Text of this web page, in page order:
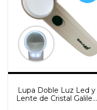
Lupa Doble Luz Led y
Lente de Cristal Galileo